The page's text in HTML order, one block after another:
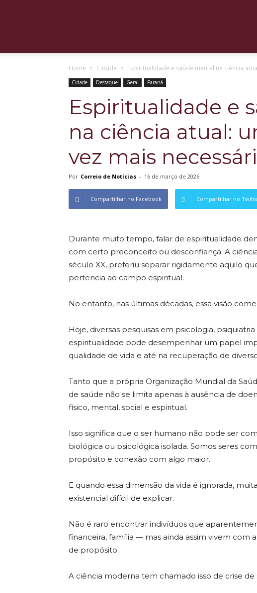
de
Notícias
Home Cidade Espiritualidade e saúde mental na ciência
Cidade Destaque Geral Paraná
Espiritualidade e
na ciência atual:
vez mais
Por Correio de Notícias - 16 de março de 2026
Compartilhar no Facebook Compartilhar no
Durante muito tempo, falar de espiritualidade
com certo preconceito ou desconfiança. A
século XX, preferiu separar rigidamente aquilo
pertencia ao campo espiritual.
No entanto, nas últimas décadas, essa visão
Hoje, diversas pesquisas em psicologia,
espiritualidade pode desempenhar um papel
qualidade de vida e até na recuperação de
Tanto que a própria Organização Mundial da
de saúde não se limita apenas à ausência de
físico, mental, social e espiritual.
Isso significa que o ser humano não pode ser
biológica ou psicológica isolada. Somos seres
propósito e conexão com algo maior.
E quando essa dimensão da vida é ignorada,
existencial difícil de explicar.
Não é raro encontrar indivíduos que
financeira, família — mas ainda assim vivem com
de propósito.
A ciência moderna tem chamado isso de crise de